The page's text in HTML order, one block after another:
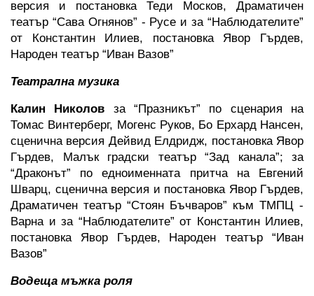
версия и постановка Теди Москов, Драматичен
театър “Сава Огнянов” - Русе и за “Наблюдателите”
от Константин Илиев, постановка Явор Гърдев,
Народен театър “Иван Вазов”
Театрална музика
Калин Николов за “Празникът” по сценария на
Томас Винтерберг, Могенс Руков, Бо Ерхард Нансен,
сценична версия Дейвид Елдридж, постановка Явор
Гърдев, Малък градски театър “Зад канала”; за
“Драконът” по едноименната притча на Евгений
Шварц, сценична версия и постановка Явор Гърдев,
Драматичен театър “Стоян Бъчваров” към ТМПЦ -
Варна и за “Наблюдателите” от Константин Илиев,
постановка Явор Гърдев, Народен театър “Иван
Вазов”
Водеща мъжка роля